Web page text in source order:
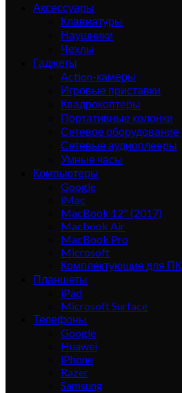
Аксессуары
Клавиатуры
Наушники
Чехлы
Гаджеты
Action-камеры
Игровые приставки
Квадрокоптеры
Портативные колонки
Сетевое оборудование
Сетевые аудиоплееры
Умные часы
Компьютеры
Google
iMac
MacBook 12" (2017)
Macbook Air
MacBook Pro
Microsoft
Комплектующие для ПК
Планшеты
iPad
Microsoft Surface
Телефоны
Google
Huawei
iPhone
Razer
Samsung